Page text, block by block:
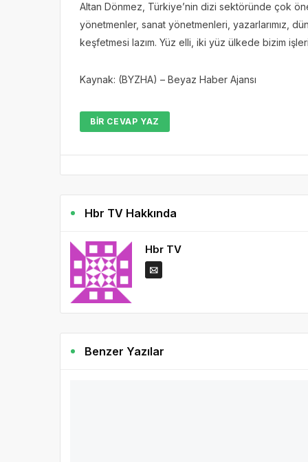
Altan Dönmez, Türkiye’nin dizi sektöründe çok
yönetmenler, sanat yönetmenleri, yazarlarımız,
keşfetmesi lazım. Yüz elli, iki yüz ülkede bizim
Kaynak: (BYZHA) – Beyaz Haber Ajansı
BIR CEVAP YAZ
Hbr TV Hakkında
Hbr TV
Benzer Yazılar